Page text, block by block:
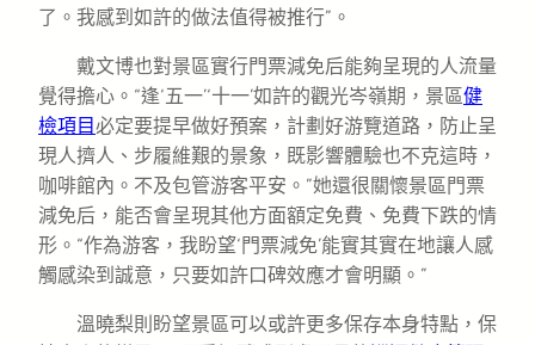
了。我感到如許的做法值得被推行”。
戴文博也對景區實行門票減免后能夠呈現的人流量
覺得擔心。“逢‘五一’‘十一’如許的觀光岑嶺期，景區健
檢項目必定要提早做好預案，計劃好游覽道路，防止呈
現人擠人、步履維艱的景象，既影響體驗也不克這時，
咖啡館內。不及包管游客平安。”她還很關懷景區門票
減免后，能否會呈現其他方面額定免費、免費下跌的情
形。“作為游客，我盼望‘門票減免’能實其實在地讓人感
觸感染到誠意，只要如許口碑效應才會明顯。”
溫曉梨則盼望景區可以或許更多保存本身特點，保